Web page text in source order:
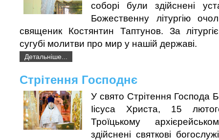
соборі були здійснені
Божественну літургію
священик Костянтин Таптунов. За
сугубі молитви про мир у нашій державі.
Детальніше...
Стрітення Господнє
У свято Стрітення Господа
Іісуса Христа, 15
Троїцькому
здійснені святкові